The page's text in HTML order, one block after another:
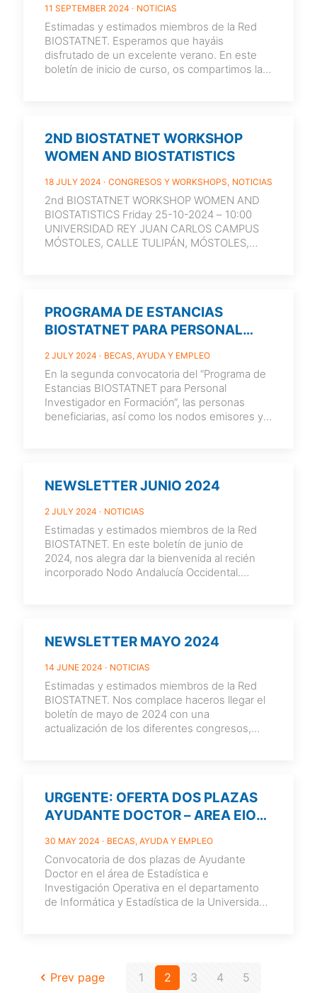
11 SEPTEMBER 2024 NOTICIAS
Estimadas y estimados miembros de la Red
BIOSTATNET. Esperamos que hayáis
disfrutado de un excelente verano. En este
boletín de inicio de curso, os compartimos las
2ND BIOSTATNET WORKSHOP
WOMEN AND BIOSTATISTICS
18 JULY 2024 CONGRESOS Y WORKSHOPS NOTICIAS
2nd BIOSTATNET WORKSHOP WOMEN AND
BIOSTATISTICS Friday 25-10-2024 – 10:00
UNIVERSIDAD REY JUAN CARLOS CAMPUS
MÓSTOLES, CALLE TULIPÁN, MÓSTOLES,
PROGRAMA DE ESTANCIAS
BIOSTATNET PARA PERSONAL
2 JULY 2024 BECAS, AYUDA Y EMPLEO
En la segunda convocatoria del “Programa de
Estancias BIOSTATNET para Personal
Investigador en Formación“, las personas
beneficiarias, así como los nodos emisores y
NEWSLETTER JUNIO 2024
2 JULY 2024 NOTICIAS
Estimadas y estimados miembros de la Red
BIOSTATNET. En este boletín de junio de
2024, nos alegra dar la bienvenida al recién
incorporado Nodo Andalucía Occidental.
NEWSLETTER MAYO 2024
14 JUNE 2024 NOTICIAS
Estimadas y estimados miembros de la Red
BIOSTATNET. Nos complace haceros llegar el
boletín de mayo de 2024 con una
actualización de los diferentes congresos,
URGENTE: OFERTA DOS PLAZAS
AYUDANTE DOCTOR – AREA EIO
30 MAY 2024 BECAS, AYUDA Y EMPLEO
Convocatoria de dos plazas de Ayudante
Doctor en el área de Estadística e
Investigación Operativa en el departamento
de Informática y Estadística de la Universidad
Prev page 1 2 3 4 5